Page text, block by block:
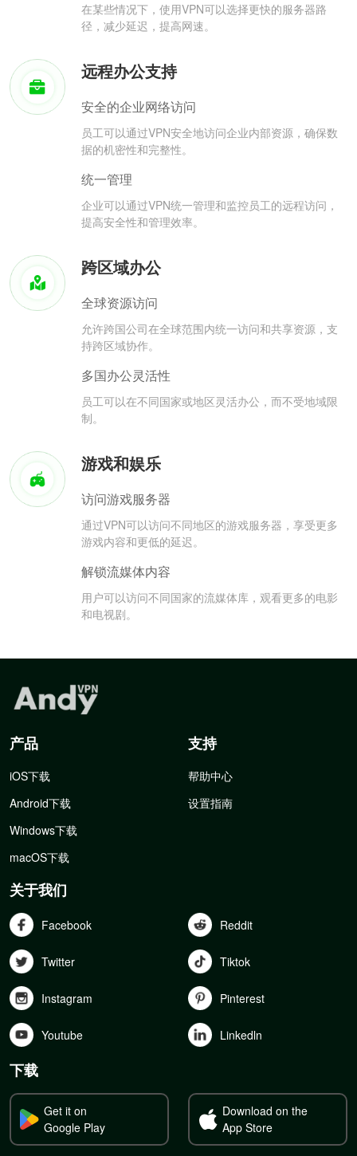
在某些情况下，使用VPN可以选择更快的服务器路
径，减少延迟，提高网速。
远程办公支持
安全的企业网络访问
员工可以通过VPN安全地访问企业内部资源，确保数
据的机密性和完整性。
统一管理
企业可以通过VPN统一管理和监控员工的远程访问，
提高安全性和管理效率。
跨区域办公
全球资源访问
允许跨国公司在全球范围内统一访问和共享资源，支
持跨区域协作。
多国办公灵活性
员工可以在不同国家或地区灵活办公，而不受地域限
制。
游戏和娱乐
访问游戏服务器
通过VPN可以访问不同地区的游戏服务器，享受更多
游戏内容和更低的延迟。
解锁流媒体内容
用户可以访问不同国家的流媒体库，观看更多的电影
和电视剧。
产品
iOS下载
Android下载
Windows下载
macOS下载
支持
帮助中心
设置指南
关于我们
Facebook Reddit
Twitter Tiktok
Instagram Pinterest
Youtube Linkedln
下载
Get it on
Google Play
Download on the
App Store